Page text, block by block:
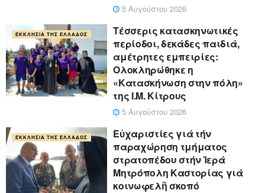
5 Αυγούστου 2026
ΕΚΚΛΗΣΊΑ ΤΗΣ ΕΛΛΆΔΟΣ
Τέσσερις κατασκηνωτικές
περίοδοι, δεκάδες παιδιά,
αμέτρητες εμπειρίες:
Ολοκληρώθηκε η
«Κατασκήνωση στην πόλη»
της Ι.Μ. Κίτρους
5 Αυγούστου 2026
ΕΚΚΛΗΣΊΑ ΤΗΣ ΕΛΛΆΔΟΣ
Εὐχαριστίες γιά τήν
παραχώρηση τμήματος
στρατοπέδου στήν Ἱερά
Μητρόπολη Καστορίας γιά
κοινωφελῆ σκοπό